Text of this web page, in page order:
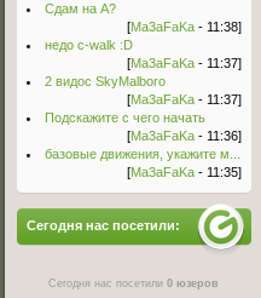
Сдам на А?
[Ma3aFaKa - 11:38]
недо c-walk :D
[Ma3aFaKa - 11:37]
2 видос SkyMalboro
[Ma3aFaKa - 11:37]
Подскажите с чего начать
[Ma3aFaKa - 11:36]
базовые движения, укажите м...
[Ma3aFaKa - 11:35]
Сегодня нас посетили:
Сегодня нас посетили0 юзеров